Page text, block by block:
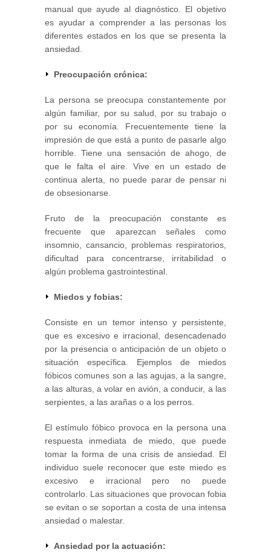
manual que ayude al diagnóstico. El objetivo
es ayudar a comprender a las personas los
diferentes estados en los que se presenta la
ansiedad.
Preocupación crónica:
La persona se preocupa constantemente por
algún familiar, por su salud, por su trabajo o
por su economía. Frecuentemente tiene la
impresión de que está a punto de pasarle algo
horrible. Tiene una sensación de ahogo, de
que le falta el aire. Vive en un estado de
continua alerta, no puede parar de pensar ni
de obsesionarse.
Fruto de la preocupación constante es
frecuente que aparezcan señales como
insomnio, cansancio, problemas respiratorios,
dificultad para concentrarse, irritabilidad o
algún problema gastrointestinal.
Miedos y fobias:
Consiste en un temor intenso y persistente,
que es excesivo e irracional, desencadenado
por la presencia o anticipación de un objeto o
situación específica. Ejemplos de miedos
fóbicos comunes son a las agujas, a la sangre,
a las alturas, a volar en avión, a conducir, a las
serpientes, a las arañas o a los perros.
El estímulo fóbico provoca en la persona una
respuesta inmediata de miedo, que puede
tomar la forma de una crisis de ansiedad. El
individuo suele reconocer que este miedo es
excesivo e irracional pero no puede
controlarlo. Las situaciones que provocan fobia
se evitan o se soportan a costa de una intensa
ansiedad o malestar.
Ansiedad por la actuación: